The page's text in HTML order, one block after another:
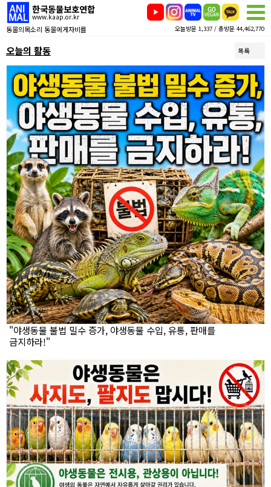
한국동물보호연합
www.kaap.or.kr
동물의목소리 동물에게자비를 오늘방문 1,337 / 총방문 44,462,770
오늘의 활동 목록
"야생동물 불법 밀수 증가, 야생동물 수입, 유통, 판매를
금지하라!"